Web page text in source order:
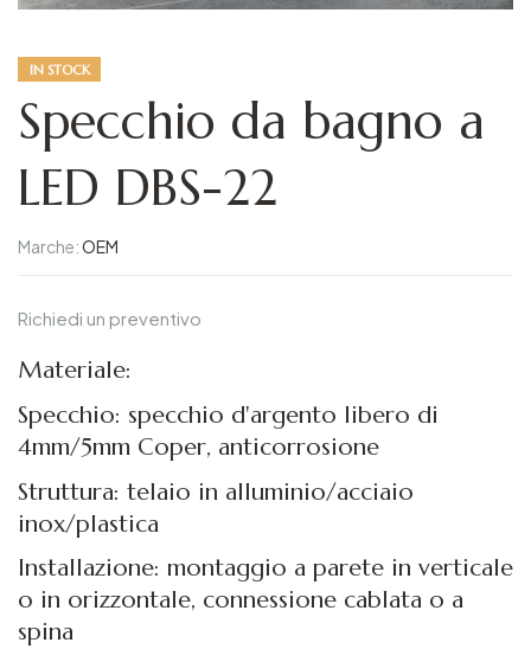
IN STOCK
Specchio da bagno a
LED DBS-22
Marche:OEM
Richiedi un preventivo
Materiale:
Specchio: specchio d'argento libero di
4mm/5mm Coper, anticorrosione
Struttura: telaio in alluminio/acciaio
inox/plastica
Installazione: montaggio a parete in verticale
o in orizzontale, connessione cablata o a
spina